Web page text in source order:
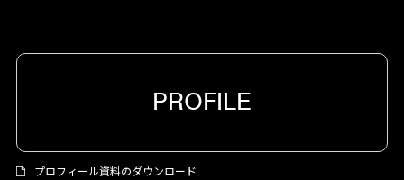
PROFILE
プロフィール資料のダウンロード